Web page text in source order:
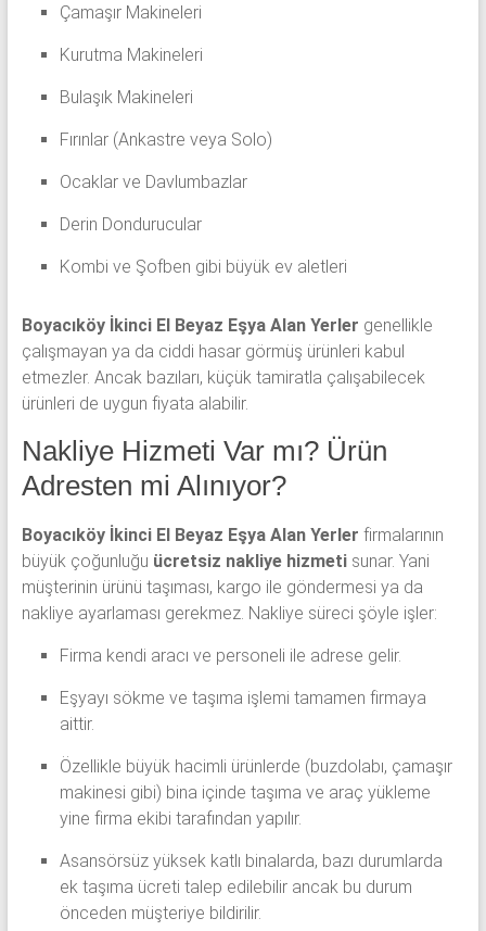
Çamaşır Makineleri
Kurutma Makineleri
Bulaşık Makineleri
Fırınlar (Ankastre veya Solo)
Ocaklar ve Davlumbazlar
Derin Dondurucular
Kombi ve Şofben gibi büyük ev aletleri
Boyacıköy İkinci El Beyaz Eşya Alan Yerler genellikle
çalışmayan ya da ciddi hasar görmüş ürünleri kabul
etmezler. Ancak bazıları, küçük tamiratla çalışabilecek
ürünleri de uygun fiyata alabilir.
Nakliye Hizmeti Var mı? Ürün
Adresten mi Alınıyor?
Boyacıköy İkinci El Beyaz Eşya Alan Yerler firmalarının
büyük çoğunluğu ücretsiz nakliye hizmetisunar. Yani
müşterinin ürünü taşıması, kargo ile göndermesi ya da
nakliye ayarlaması gerekmez. Nakliye süreci şöyle işler:
Firma kendi aracı ve personeli ile adrese gelir.
Eşyayı sökme ve taşıma işlemi tamamen firmaya
aittir.
Özellikle büyük hacimli ürünlerde (buzdolabı, çamaşır
makinesi gibi) bina içinde taşıma ve araç yükleme
yine firma ekibi tarafından yapılır.
Asansörsüz yüksek katlı binalarda, bazı durumlarda
ek taşıma ücreti talep edilebilir ancak bu durum
önceden müşteriye bildirilir.